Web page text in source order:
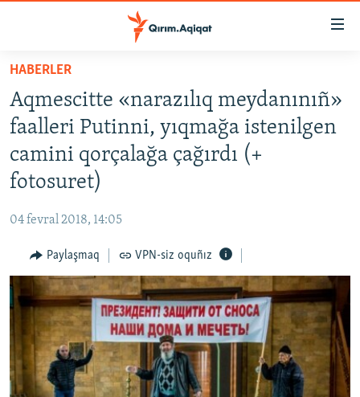
Esas
qaytmaq
Baş
navigatsiyağa
qaytmaq
Qıdıruvğa
SİYASET
İQTİSADİYAT
CEMİYET
İNSAN AQLARI
VİDEO
SÜRET
BLOGLAR
FİKİR
Русский
HABERLER
Aqmescitte «narazılıq meydanınıñ»
faalleri Putinni, yıqmağa istenilgen
camini qorçalağa çağırdı (+
fotosuret)
04 fevral 2018, 14:05
Paylaşmaq VPN-siz oquñız